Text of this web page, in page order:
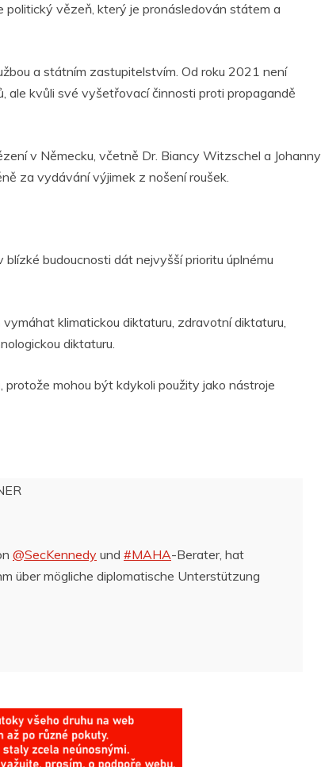
politický vězeň, který je pronásledován státem a
a státním zastupitelstvím. Od roku 2021 není
ale kvůli své vyšetřovací činnosti proti propagandě
v Německu, včetně Dr. Biancy Witzschel a Johanny
za vydávání výjimek z nošení roušek.
budoucnosti dát nejvyšší prioritu úplnému
klimatickou diktaturu, zdravotní diktaturu,
diktaturu.
mohou být kdykoli použity jako nástroje
@SecKennedy und #MAHA-Berater, hat
über mögliche diplomatische Unterstützung